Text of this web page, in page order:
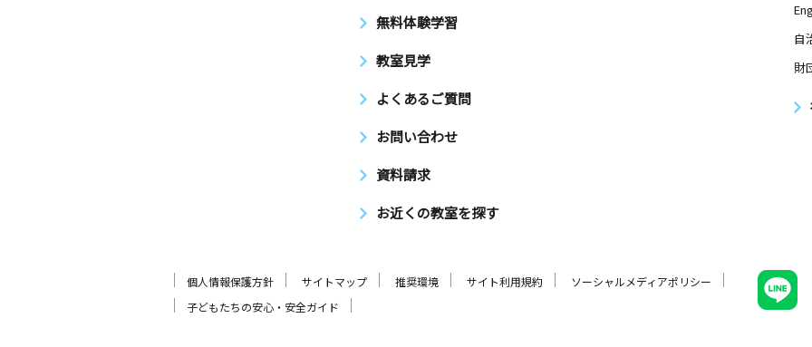
無料体験学習
教室見学
よくあるご質問
お問い合わせ
資料請求
お近くの教室を探す
自
財
個人情報保護方針 サイトマップ 推奨環境 サイト利用規約
ソーシャルメディアポリシー
子どもたちの安心・安全ガイド